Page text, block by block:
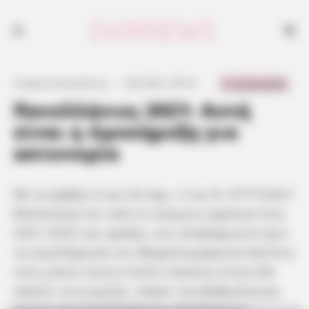
Πανελλήνιες 2021: Αυτή
είναι η προκήρυξη για
αστυνομία